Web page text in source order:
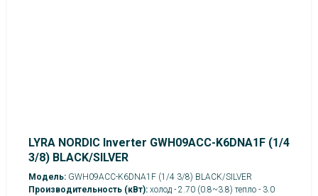
LYRA NORDIC Inverter GWH09ACC-K6DNA1F (1/4
3/8) BLACK/SILVER
Модель: GWH09ACC-K6DNA1F (1/4 3/8) BLACK/SILVER
Производительность (кВт): холод - 2.70 (0.8~3.8) тепло - 3.0